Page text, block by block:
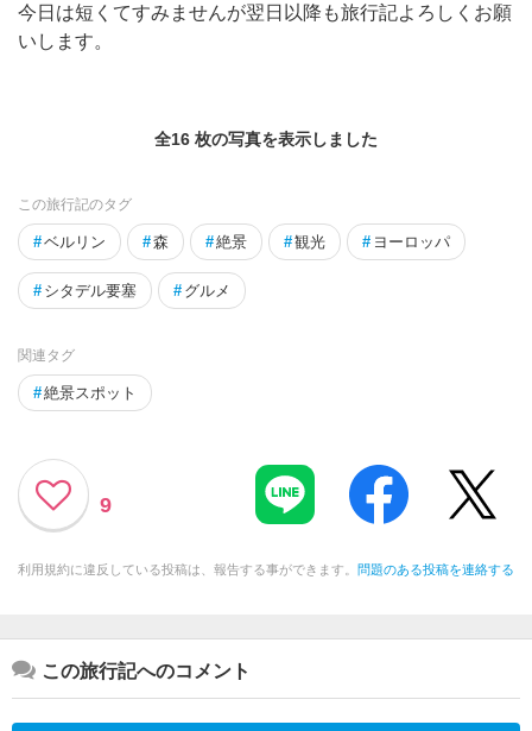
今日は短くてすみませんが翌日以降も旅行記よろしくお願
いします。
全16 枚の写真を表示しました
この旅行記のタグ
#ベルリン #森 #絶景 #観光 # ヨーロッパ
# シタデル要塞 # グルメ
関連タグ
#絶景スポット
9
利用規約に違反している投稿は、報告する事ができます。 問題のある投稿を連絡する
この旅行記へのコメント